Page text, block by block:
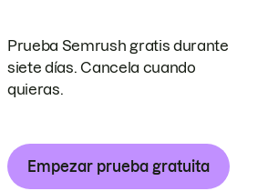
Prueba Semrush gratis durante
siete días. Cancela cuando
quieras.
Empezar prueba gratuita